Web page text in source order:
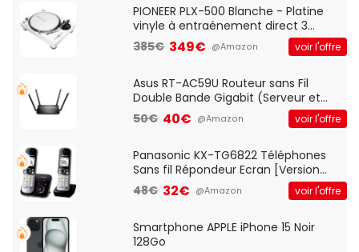
QWERTY UK - Noir
PIONEER PLX-500 Blanche - Platine
vinyle à entraénement direct 3
vitesses (33-45-78 trs/min) avec
pre-ampli intégré et port USB
385€ 349€ @Amazon voir l'offre
Asus RT-AC59U Routeur sans Fil
Double Bande Gigabit (Serveur et
Client VPN, Triple Vlan, Mode Point
d'accès et Bridge, contrôle Parental,
50€ 40€ @Amazon voir l'offre
Panasonic KX-TG6822 Téléphones
Sans fil Répondeur Ecran [Version
Française]
48€ 32€ @Amazon voir l'offre
Smartphone APPLE iPhone 15 Noir
128Go